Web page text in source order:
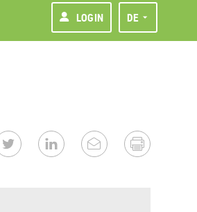
LOGIN DE